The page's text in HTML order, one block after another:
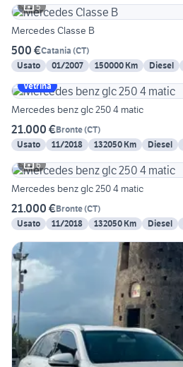
5
Mercedes Classe B
500 €Catania (CT)
Usato
01/2007 150000 Km Diesel
Vetrina
Mercedes benz glc 250 4 matic
21.000 €Bronte(CT)
Usato
11/2018 132050 Km Diesel
6
Mercedes benz glc 250 4 matic
21.000 €Bronte(CT)
Usato
11/2018 132050 Km Diesel